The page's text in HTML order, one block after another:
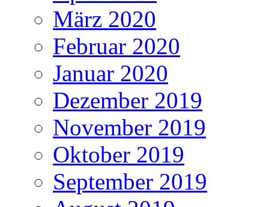
März 2020
Februar 2020
Januar 2020
Dezember 2019
November 2019
Oktober 2019
September 2019